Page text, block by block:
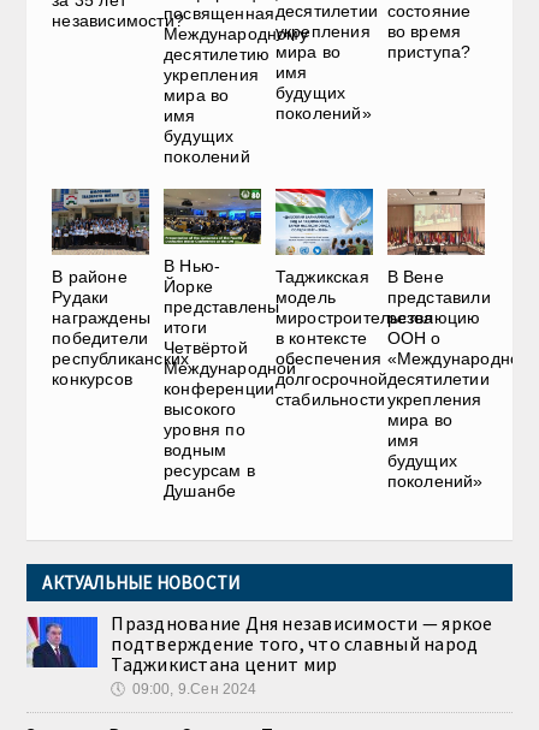
независимости?посвященная
Международному
десятилетию
укрепления
мира во
имя
будущих
поколений
десятилетии
укрепления
мира во
имя
будущих
поколений»
состояние
во время
приступа?
В районе
Рудаки
награждены
победители
республиканских
конкурсов
В Нью-
Йорке
представлены
итоги
Четвёртой
Международной
конференции
высокого
уровня по
водным
ресурсам в
Душанбе
Таджикская
модель
миростроительства
в контексте
обеспечения
долгосрочной
стабильности
В Вене
представили
резолюцию
ООН о
«Международном
десятилетии
укрепления
мира во
имя
будущих
поколений»
АКТУАЛЬНЫЕ НОВОСТИ
Празднование Дня независимости — яркое
подтверждение того, что славный народ
Таджикистана ценит мир
🕔 09:00, 9.Сен 2024